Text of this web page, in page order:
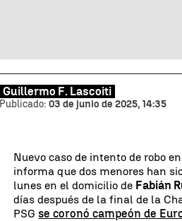
Guillermo F. Lascoiti
Publicado: 03 de junio de 2025, 14:35
Nuevo caso de intento de robo
informa que dos menores han
lunes en el domicilio de Fabián
días después de la final de la
PSGse coronó campeón de